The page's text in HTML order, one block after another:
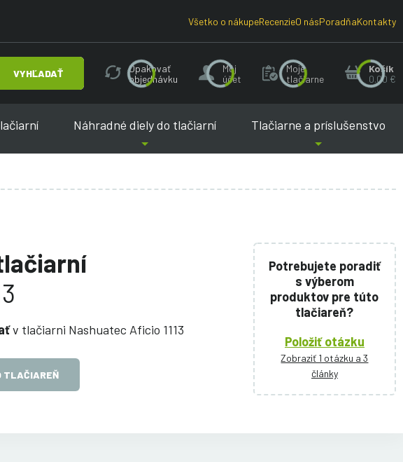
Všetko o nákupeRecenzieO násPoradňaKontakty
VYHĽADAŤ
Opakovať
objednávku
Môj
účet
Moje
tlačiarne
Košík
0.00 €
Náhradné diely do tlačiarní Tlačiarne a príslušenstvo
v tlačiarni Nashuatec Aficio 1113
TLAČIAREŇ
Potrebujete poradiť
s výberom
produktov pre túto
tlačiareň?
Položiť otázku
Zobraziť 1 otázku a 3
články